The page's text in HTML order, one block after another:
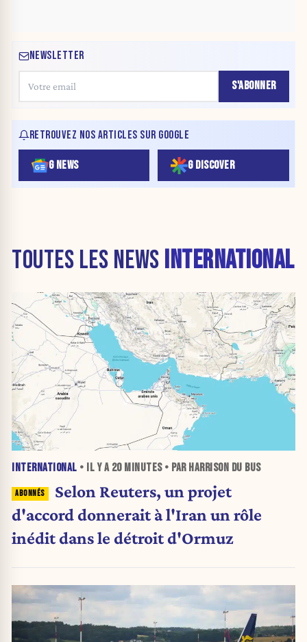
NEWSLETTER
S'ABONNER
RETROUVEZ NOS ARTICLES SUR GOOGLE
G NEWS G DISCOVER
TOUTES LES NEWS INTERNATIONAL
INTERNATIONAL • IL Y A 20 MINUTES• PAR HARRISON DU BUS
Selon Reuters, un projet
d'accord donnerait à l'Iran un rôle
inédit dans le détroit d'Ormuz